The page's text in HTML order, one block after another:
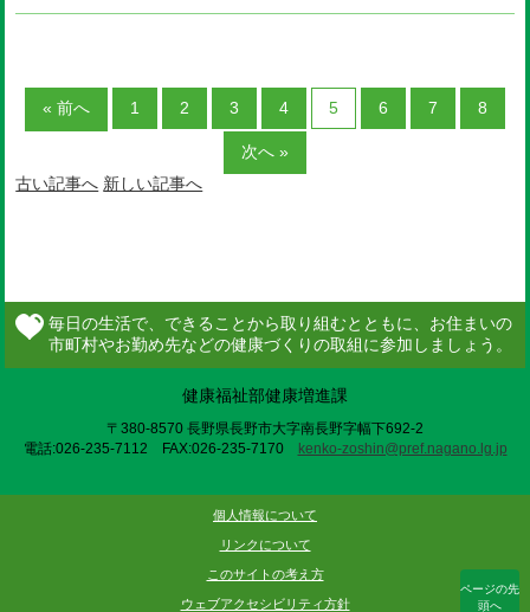
« 前へ 1 2 3 4 5 6 7 8
次へ »
古い記事へ 新しい記事へ
ページの先
頭へ
健康福祉部健康増進課
〒380-8570 長野県長野市大字南長野字幅下692-2
電話:026-235-7112 FAX:026-235-7170
kenko-zoshin@pref.nagano.lg.jp
個人情報について
リンクについて
このサイトの考え方
ウェブアクセシビリティ方針